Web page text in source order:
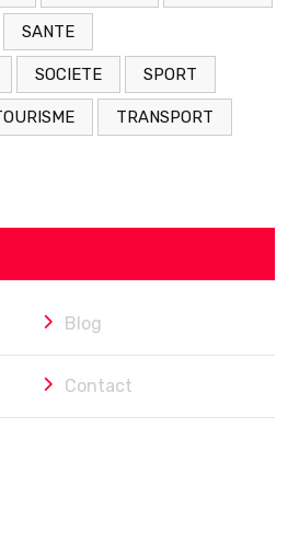
SANTE
SOCIETE SPORT
TRANSPORT
Blog
Contact